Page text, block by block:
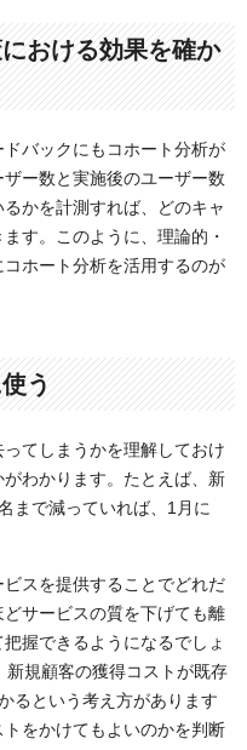
おける効果を確か
バックにもコホート分析が
ー数と実施後のユーザー数
かを計測すれば、どのキャ
す。このように、理論的・
ホート分析を活用するのが
う
てしまうかを理解しておけ
わかります。たとえば、新
まで減っていれば、1月に
スを提供することでどれだ
サービスの質を下げても離
握できるようになるでしょ
規顧客の獲得コストが既存
るという考え方があります
をかけてもよいのかを判断